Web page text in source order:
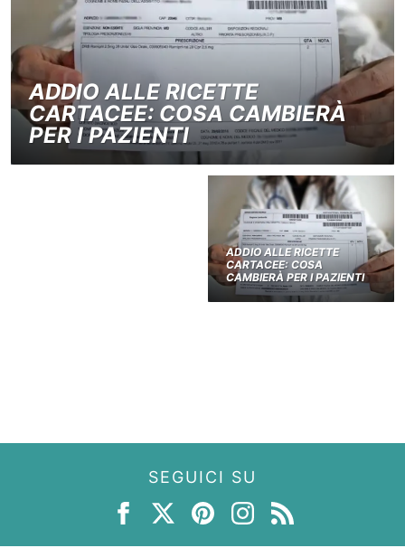
ADDIO ALLE RICETTE
CARTACEE: COSA CAMBIERÀ
PER I PAZIENTI
ADDIO ALLE RICETTE
CARTACEE: COSA
CAMBIERÀ PER I PAZIENTI
SEGUICI SU